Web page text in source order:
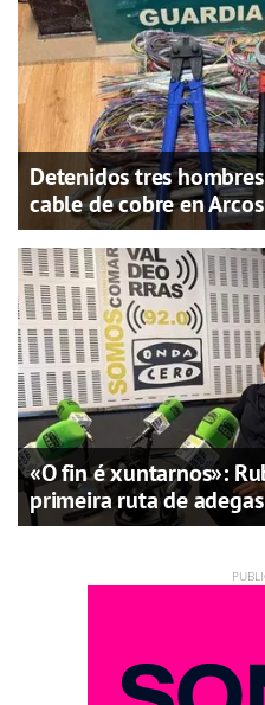
Detenidos tres
cable de cobre en Arcos
«O fin é xuntarnos»:
primeira ruta de adegas